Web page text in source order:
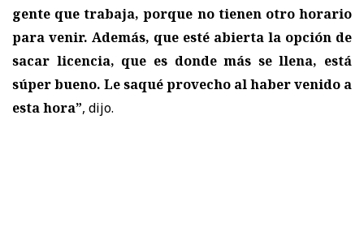
gente que trabaja, porque no tienen otro horario
para venir. Además, que esté abierta la opción de
sacar licencia, que es donde más se llena, está
súper bueno. Le saqué provecho al haber venido a
esta hora”, dijo.